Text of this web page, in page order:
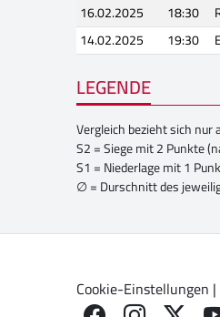
16.02.2025
18:30
14.02.2025
19:30
LEGENDE
Vergleich bezieht sich nur
S2 = Siege mit 2 Punkte
S1 = Niederlage mit 1
∅ = Durschnitt des
Cookie-Einstellungen |